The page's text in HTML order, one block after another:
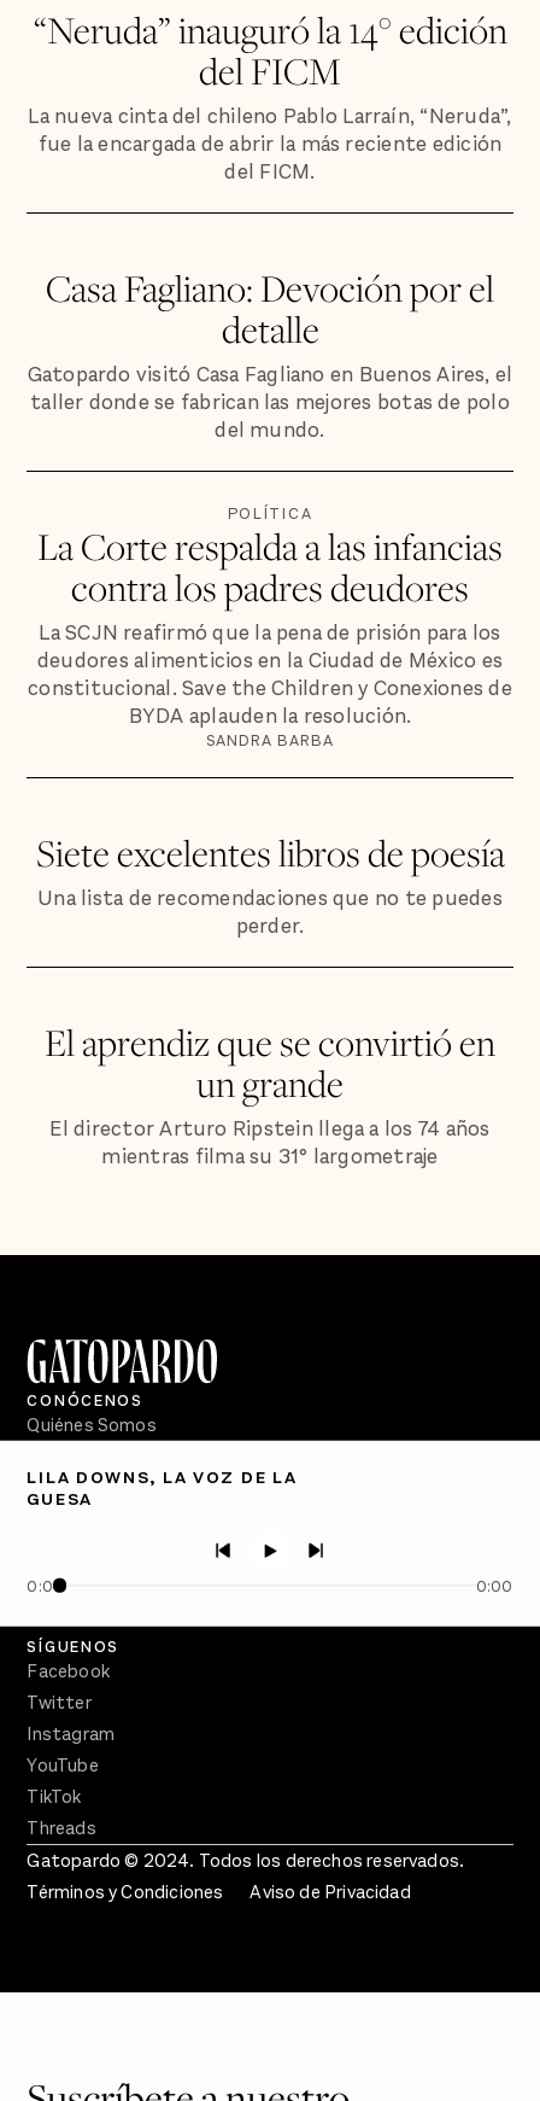
“Neruda” inauguró la 14° edición
del FICM
La nueva cinta del chileno Pablo Larraín, “Neruda”,
fue la encargada de abrir la más reciente edición
del FICM.
Casa Fagliano: Devoción por el
detalle
Gatopardo visitó Casa Fagliano en Buenos Aires, el
taller donde se fabrican las mejores botas de polo
del mundo.
POLÍTICA
La Corte respalda a las infancias
contra los padres deudores
La SCJN reafirmó que la pena de prisión para los
deudores alimenticios en la Ciudad de México es
constitucional. Save the Children y Conexiones de
BYDA aplauden la resolución.
SANDRA BARBA
Siete excelentes libros de poesía
Una lista de recomendaciones que no te puedes
perder.
El aprendiz que se convirtió en
un grande
El director Arturo Ripstein llega a los 74 años
mientras filma su 31° largometraje
LILA DOWNS, LA VOZ DE LA
GUESA
0:00 0:00
CONÓCENOS
Quiénes Somos
PÓDCASTS
Crecer en Distopía
SÍGUENOS
Facebook
Twitter
Instagram
YouTube
TikTok
Threads
Gatopardo © 2024. Todos los derechos reservados.
Términos y Condiciones
Aviso de Privacidad